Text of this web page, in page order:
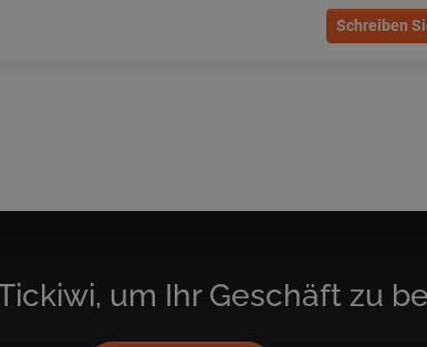
Schreiben
um Ihr Geschäft zu